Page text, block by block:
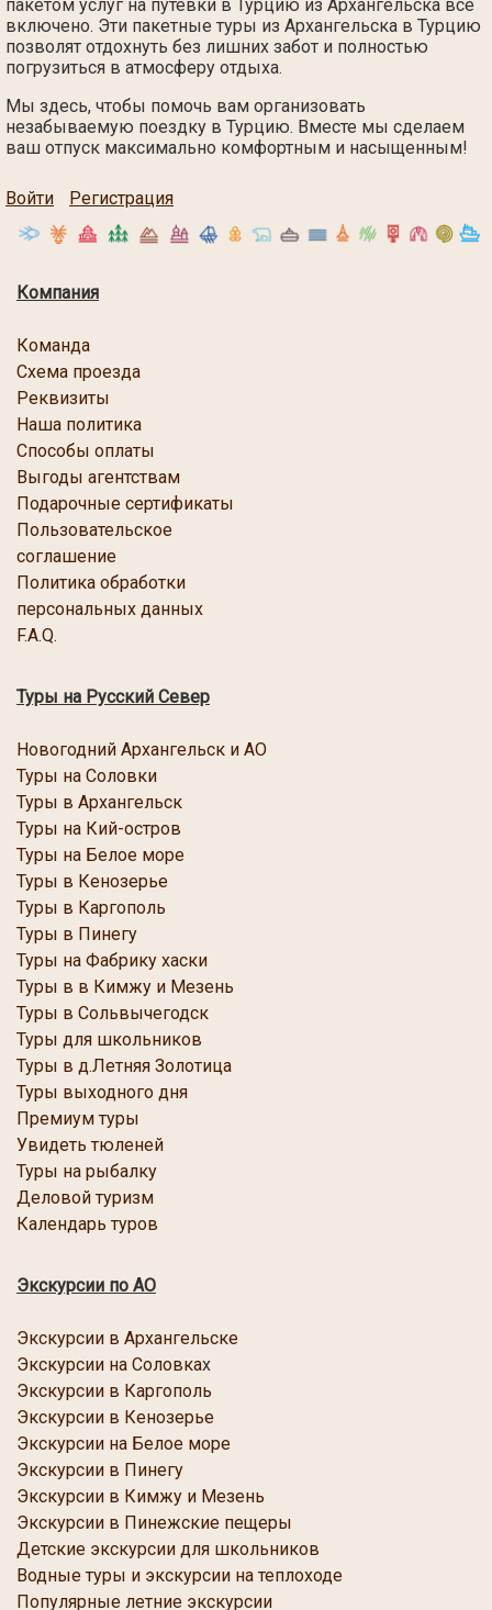
пакетом услуг на путёвки в Турцию из Архангельска всё
включено. Эти пакетные туры из Архангельска в Турцию
позволят отдохнуть без лишних забот и полностью
погрузиться в атмосферу отдыха.
Мы здесь, чтобы помочь вам организовать
незабываемую поездку в Турцию. Вместе мы сделаем
ваш отпуск максимально комфортным и насыщенным!
Войти Регистрация
Компания
Команда
Схема проезда
Реквизиты
Наша политика
Способы оплаты
Выгоды агентствам
Подарочные сертификаты
Пользовательское
соглашение
Политика обработки
персональных данных
F.A.Q.
Туры на Русский Север
Новогодний Архангельск и АО
Туры на Соловки
Туры в Архангельск
Туры на Кий-остров
Туры на Белое море
Туры в Кенозерье
Туры в Каргополь
Туры в Пинегу
Туры на Фабрику хаски
Туры в в Кимжу и Мезень
Туры в Сольвычегодск
Туры для школьников
Туры в д.Летняя Золотица
Туры выходного дня
Премиум туры
Увидеть тюленей
Туры на рыбалку
Деловой туризм
Календарь туров
Экскурсии по АО
Экскурсии в Архангельске
Экскурсии на Соловках
Экскурсии в Каргополь
Экскурсии в Кенозерье
Экскурсии на Белое море
Экскурсии в Пинегу
Экскурсии в Кимжу и Мезень
Экскурсии в Пинежские пещеры
Детские экскурсии для школьников
Водные туры и экскурсии на теплоходе
Популярные летние экскурсии